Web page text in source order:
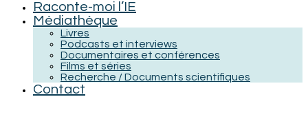
Raconte-moi l’IE
Médiathèque
Livres
Podcasts et interviews
Documentaires et conférences
Films et séries
Recherche / Documents scientifiques
Contact